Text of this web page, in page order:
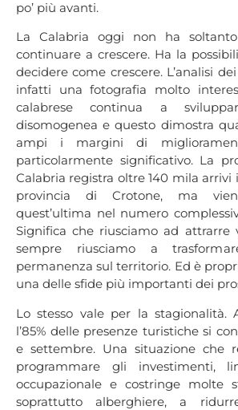
po’ più avanti.
La Calabria oggi non ha
continuare a crescere. Ha la
decidere come crescere. L’analisi
infatti una fotografia molto
calabrese continua a
disomogenea e questo dimostra
ampi i margini di
particolarmente significativo. La
Calabria registra oltre 140 mila
provincia di Crotone, ma
quest’ultima nel numero
Significa che riusciamo ad attrarre
sempre riusciamo a
permanenza sul territorio. Ed è
una delle sfide più importanti dei
Lo stesso vale per la stagionalità.
l’85% delle presenze turistiche si
e settembre. Una situazione che
programmare gli investimenti,
occupazionale e costringe molte
soprattutto alberghiere, a